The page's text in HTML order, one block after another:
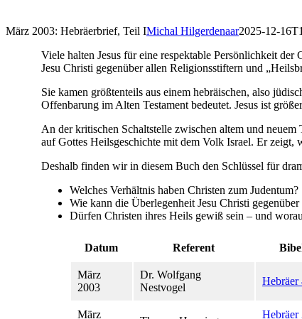
März 2003: Hebräerbrief, Teil IMichal Hilgerdenaar2025-12-
Viele halten Jesus für eine respektable Persönlichkeit
Jesu Christi gegenüber allen Religionsstiftern und
Sie kamen größtenteils aus einem hebräischen, also
Offenbarung im Alten Testament bedeutet. Jesus ist
An der kritischen Schaltstelle zwischen altem und
auf Gottes Heilsgeschichte mit dem Volk Israel. Er zeigt,
Deshalb finden wir in diesem Buch den Schlüssel für
Welches Verhältnis haben Christen zum Judentum?
Wie kann die Überlegenheit Jesu Christi
Dürfen Christen ihres Heils gewiß sein – und
Datum Referent
März
2003
Dr. Wolfgang
Nestvogel
Hebräer
März Hebräer